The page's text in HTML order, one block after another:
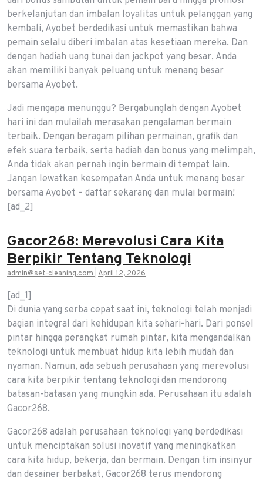
berkelanjutan dan imbalan loyalitas untuk pelanggan yang
kembali, Ayobet berdedikasi untuk memastikan bahwa
pemain selalu diberi imbalan atas kesetiaan mereka. Dan
dengan hadiah uang tunai dan jackpot yang besar, Anda
akan memiliki banyak peluang untuk menang besar
bersama Ayobet.
Jadi mengapa menunggu? Bergabunglah dengan Ayobet
hari ini dan mulailah merasakan pengalaman bermain
terbaik. Dengan beragam pilihan permainan, grafik dan
efek suara terbaik, serta hadiah dan bonus yang melimpah,
Anda tidak akan pernah ingin bermain di tempat lain.
Jangan lewatkan kesempatan Anda untuk menang besar
bersama Ayobet – daftar sekarang dan mulai bermain!
[ad_2]
Gacor268: Merevolusi Cara Kita
Berpikir Tentang Teknologi
admin@set-cleaning.com April 12, 2026
[ad_1]
Di dunia yang serba cepat saat ini, teknologi telah menjadi
bagian integral dari kehidupan kita sehari-hari. Dari ponsel
pintar hingga perangkat rumah pintar, kita mengandalkan
teknologi untuk membuat hidup kita lebih mudah dan
nyaman. Namun, ada sebuah perusahaan yang merevolusi
cara kita berpikir tentang teknologi dan mendorong
batasan-batasan yang mungkin ada. Perusahaan itu adalah
Gacor268.
Gacor268 adalah perusahaan teknologi yang berdedikasi
untuk menciptakan solusi inovatif yang meningkatkan
cara kita hidup, bekerja, dan bermain. Dengan tim insinyur
dan desainer berbakat, Gacor268 terus mendorong